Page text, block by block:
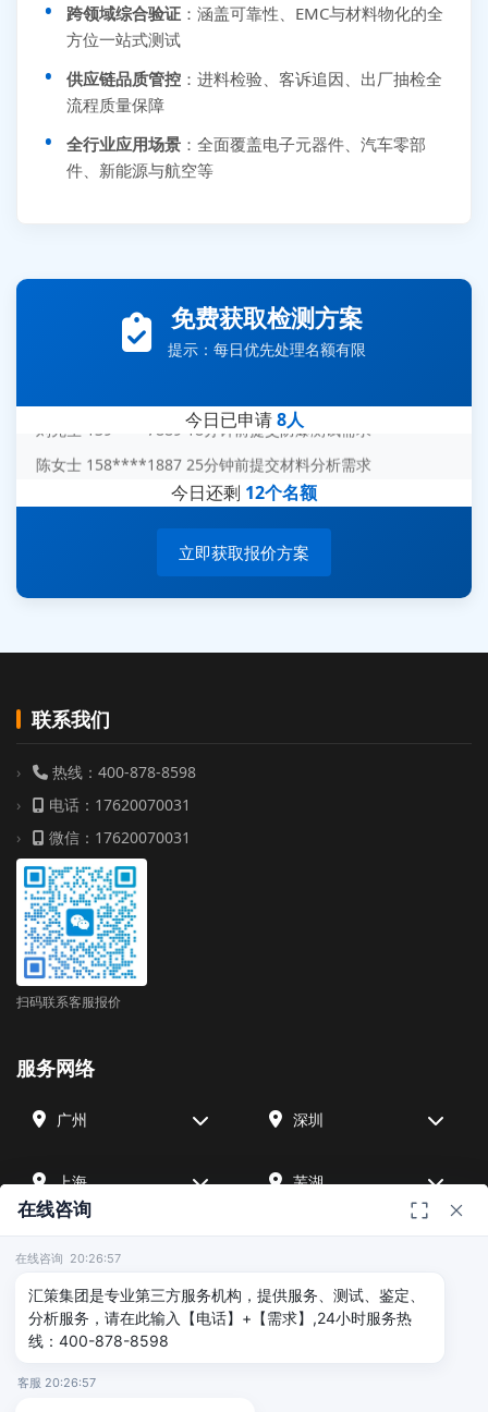
跨领域综合验证 ：涵盖可靠性、EMC与材料物化的全
方位一站式测试
供应链品质管控 ：进料检验、客诉追因、出厂抽检全
流程质量保障
全行业应用场景 ：全面覆盖电子元器件、汽车零部
件、新能源与航空等
免费获取检测方案
提示：每日优先处理名额有限
今日已申请8人
张先生 138****5889 刚刚提交EMC报价需求
李女士 159****5393 3分钟前提交可靠性测试需求
王经理 186****9012 7分钟前提交并网/涉网试验需求
刘先生 139****7889 18分钟前提交防爆测试需求
杨经理 187****6696 30分钟前提交无人机测试需求
今日还剩 12个名额
立即获取报价方案
联系我们
热线：400-878-8598
电话：17620070031
微信：17620070031
扫码联系客服报价
服务网络
广州 深圳
上海 芜湖
北京 武汉
友情链接
在线咨询
在线咨询 20:26:57
汇策集团是专业第三方服务机构，提供服务、测试、鉴定、
分析服务，请在此输入【电话】+【需求】,24小时服务热
线：400-878-8598
客服 20:26:57